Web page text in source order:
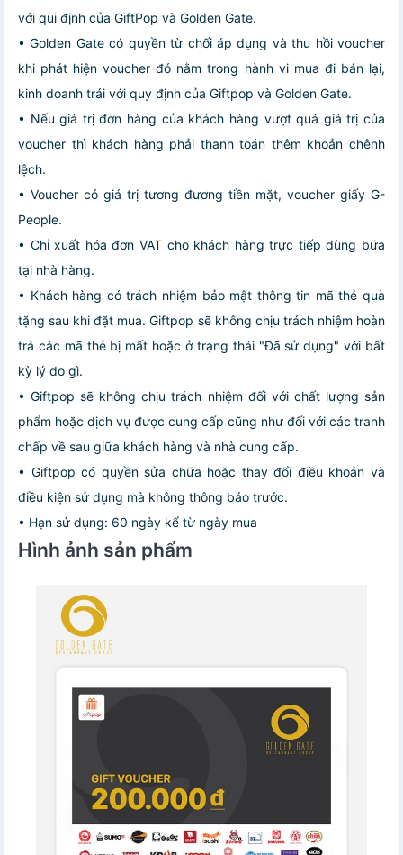
với qui định của GiftPop và Golden Gate.
• Golden Gate có quyền từ chối áp dụng và thu hồi voucher
khi phát hiện voucher đó nằm trong hành vi mua đi bán lại,
kinh doanh trái với quy định của Giftpop và Golden Gate.
• Nếu giá trị đơn hàng của khách hàng vượt quá giá trị của
voucher thì khách hàng phải thanh toán thêm khoản chênh
lệch.
• Voucher có giá trị tương đương tiền mặt, voucher giấy G-
People.
• Chỉ xuất hóa đơn VAT cho khách hàng trực tiếp dùng bữa
tại nhà hàng.
• Khách hàng có trách nhiệm bảo mật thông tin mã thẻ quà
tặng sau khi đặt mua. Giftpop sẽ không chịu trách nhiệm hoàn
trả các mã thẻ bị mất hoặc ở trạng thái "Đã sử dụng" với bất
kỳ lý do gì.
• Giftpop sẽ không chịu trách nhiệm đối với chất lượng sản
phẩm hoặc dịch vụ được cung cấp cũng như đối với các tranh
chấp về sau giữa khách hàng và nhà cung cấp.
• Giftpop có quyền sửa chữa hoặc thay đổi điều khoản và
điều kiện sử dụng mà không thông báo trước.
• Hạn sử dụng: 60 ngày kể từ ngày mua
Hình ảnh sản phẩm